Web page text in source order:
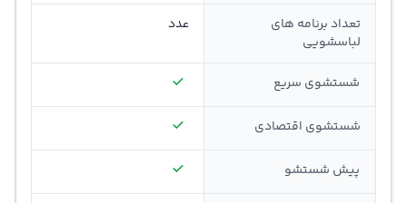
تعداد برنامه های
لباسشویی
عدد
شستشوی سریع
شستشوی اقتصادی
پیش شستشو